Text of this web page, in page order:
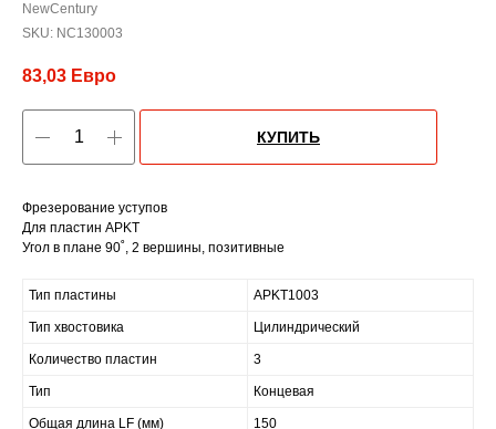
NewCentury
SKU: NC130003
83,03 Евро
КУПИТЬ
Фрезерование уступов
Для пластин APKT
Угол в плане 90˚, 2 вершины, позитивные
Тип пластины APKT1003
Тип хвостовика Цилиндрический
Количество пластин 3
Тип Концевая
Общая длина LF (мм) 150